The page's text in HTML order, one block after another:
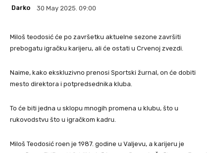
Darko 30 May 2025. 09:00
Miloš teodosić će po završetku aktuelne sezone završiti
prebogatu igračku karijeru, ali će ostati u Crvenoj zvezdi.
Naime, kako ekskluzivno prenosi Sportski žurnal, on će dobiti
mesto direktora i potpredsednika kluba.
To će biti jedna u sklopu mnogih promena u klubu, što u
rukovodstvu što u igračkom kadru.
Miloš Teodosić roen je 1987. godine u Valjevu, a karijeru je